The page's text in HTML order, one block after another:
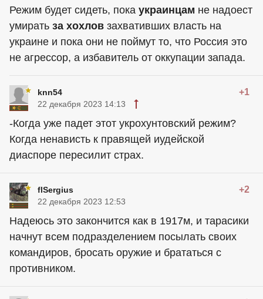
Режим будет сидеть, пока украинцам не надоест
умирать за xoxлов захвативших власть на
украине и пока они не поймут то, что Россия это
не агрессор, а избавитель от оккупации запада.
knn54 +1
22 декабря 2023 14:13
-Когда уже падет этот укрохунтовский режим?
Когда ненависть к правящей иудейской
диаспоре пересилит страх.
flSergius +2
22 декабря 2023 12:53
Надеюсь это закончится как в 1917м, и тарасики
начнут всем подразделением посылать своих
командиров, бросать оружие и брататься с
противником.